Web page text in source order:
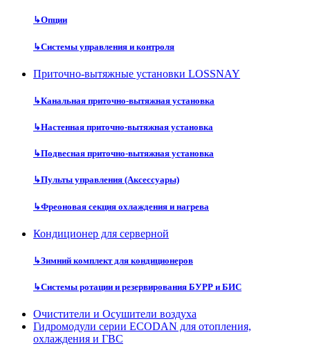
↳Опции
↳Системы управления и контроля
Приточно-вытяжные установки LOSSNAY
↳Канальная приточно-вытяжная установка
↳Настенная приточно-вытяжная установка
↳Подвесная приточно-вытяжная установка
↳Пульты управления (Аксессуары)
↳Фреоновая секция охлаждения и нагрева
Кондиционер для серверной
↳Зимний комплект для кондиционеров
↳Системы ротации и резервирования БУРР и БИС
Очистители и Осушители воздуха
Гидромодули серии ECODAN для отопления,
охлаждения и ГВС